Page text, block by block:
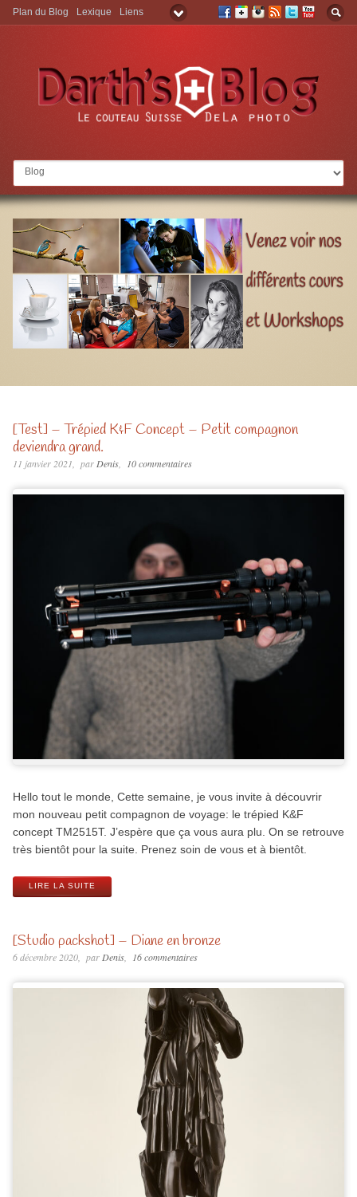
Aller à:
Plan du Blog Lexique Liens
[Test] – Trépied K&F Concept – Petit compagnon
deviendra grand.
11 janvier 2021 parDenis 10 commentaires
Hello tout le monde, Cette semaine, je vous invite à découvrir
mon nouveau petit compagnon de voyage: le trépied K&F
concept TM2515T. J’espère que ça vous aura plu. On se retrouve
très bientôt pour la suite. Prenez soin de vous et à bientôt.
LIRE LA SUITE
[Studio packshot] – Diane en bronze
6 décembre 2020 parDenis 16 commentaires